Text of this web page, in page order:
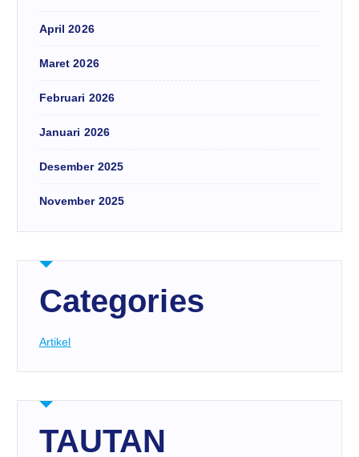
April 2026
Maret 2026
Februari 2026
Januari 2026
Desember 2025
November 2025
Categories
Artikel
TAUTAN